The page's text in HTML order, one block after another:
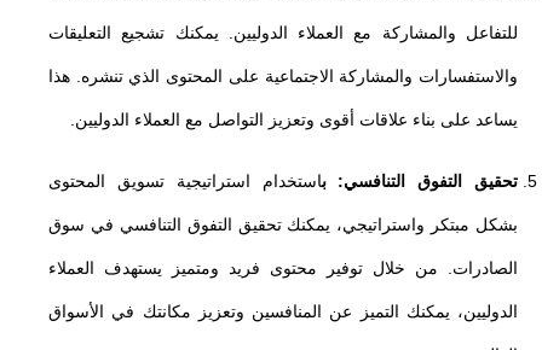
للتفاعل والمشاركة مع العملاء الدوليين. يمكنك تشجيع التعليقات
والاستفسارات والمشاركة الاجتماعية على المحتوى الذي تنشره. هذا
يساعد على بناء علاقات أقوى وتعزيز التواصل مع العملاء الدوليين.
تحقيق التفوق التنافسي: باستخدام استراتيجية تسويق المحتوى
بشكل مبتكر واستراتيجي، يمكنك تحقيق التفوق التنافسي في سوق
الصادرات. من خلال توفير محتوى فريد ومتميز يستهدف العملاء
الدوليين، يمكنك التميز عن المنافسين وتعزيز مكانتك في الأسواق